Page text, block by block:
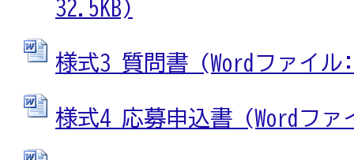
32.5KB)
様式3 質問書 (Wordファイル
様式4 応募申込書 (Wordファ